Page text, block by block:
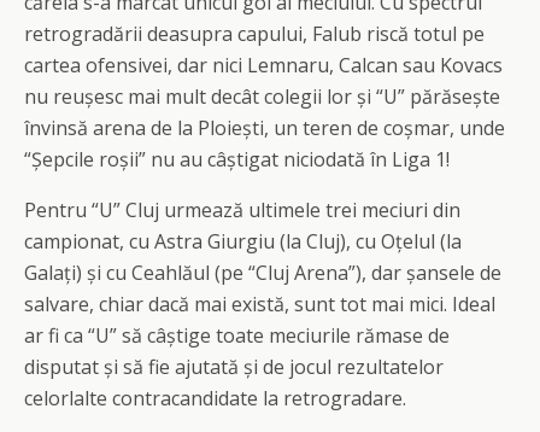
retrogradării deasupra capului, Falub riscă totul pe
cartea ofensivei, dar nici Lemnaru, Calcan sau Kovacs
nu reușesc mai mult decât colegii lor și “U” părăsește
învinsă arena de la Ploiești, un teren de coșmar, unde
“Șepcile roșii” nu au câștigat niciodată în Liga 1!
Pentru “U” Cluj urmează ultimele trei meciuri din
campionat, cu Astra Giurgiu (la Cluj), cu Oțelul (la
Galați) și cu Ceahlăul (pe “Cluj Arena”), dar șansele de
salvare, chiar dacă mai există, sunt tot mai mici. Ideal
ar fi ca “U” să câștige toate meciurile rămase de
disputat și să fie ajutată și de jocul rezultatelor
celorlalte contracandidate la retrogradare.